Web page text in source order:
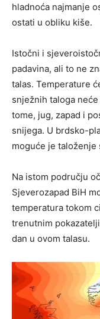
hladnoća najmanje
ostati u obliku kiše.
Istočni i
padavina, ali to ne
talas. Temperature
snježnih taloga
tome, jug, zapad i
snijega. U brdsko-
moguće je
Na istom području
Sjeverozapad BiH
temperatura tokom
trenutnim
dan u ovom talasu.